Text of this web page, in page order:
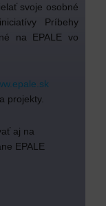
svoje osobné
Príbehy
na EPALE vo
projekty.
aj na
EPALE